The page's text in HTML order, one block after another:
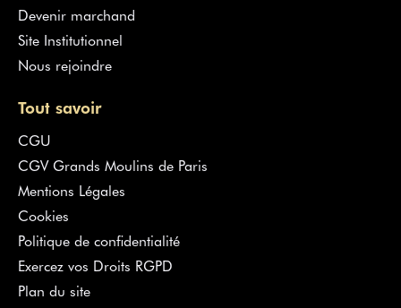
Devenir marchand
Site Institutionnel
Nous rejoindre
Tout savoir
CGU
CGV Grands Moulins de Paris
Mentions Légales
Cookies
Politique de confidentialité
Exercez vos Droits RGPD
Plan du site